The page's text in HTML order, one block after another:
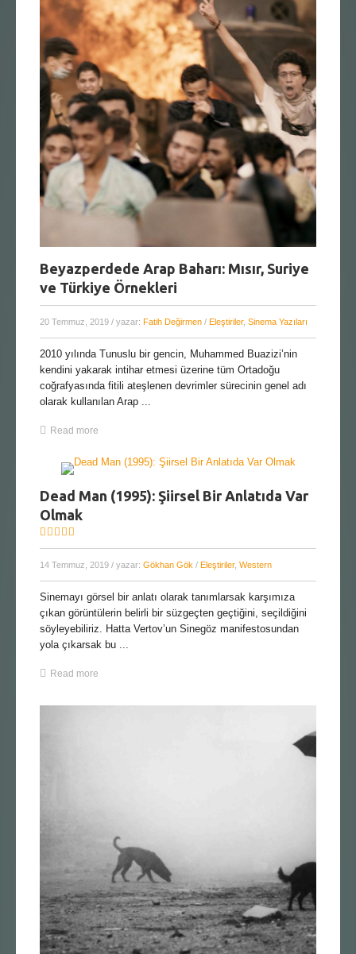
Beyazperdede Arap Baharı: Mısır, Suriye
ve Türkiye Örnekleri
20 Temmuz, 2019 / yazar: Fatih Değirmen / Eleştiriler, Sinema Yazıları
2010 yılında Tunuslu bir gencin, Muhammed Buazizi’nin
kendini yakarak intihar etmesi üzerine tüm Ortadoğu
coğrafyasında fitili ateşlenen devrimler sürecinin genel adı
olarak kullanılan Arap ...
Read more
Dead Man (1995): Şiirsel Bir Anlatıda Var
Olmak
14 Temmuz, 2019 / yazar: Gökhan Gök / Eleştiriler, Western
Sinemayı görsel bir anlatı olarak tanımlarsak karşımıza
çıkan görüntülerin belirli bir süzgeçten geçtiğini, seçildiğini
söyleyebiliriz. Hatta Vertov’un Sinegöz manifestosundan
yola çıkarsak bu ...
Read more